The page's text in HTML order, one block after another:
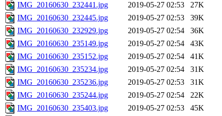
IMG_20160630_232441.jpg
2019-05-27 02:53
27K
IMG_20160630_232445.jpg
2019-05-27 02:53
39K
IMG_20160630_232929.jpg
2019-05-27 02:54
36K
IMG_20160630_235149.jpg
2019-05-27 02:54
43K
IMG_20160630_235152.jpg
2019-05-27 02:54
41K
IMG_20160630_235234.jpg
2019-05-27 02:54
31K
IMG_20160630_235236.jpg
2019-05-27 02:53
31K
IMG_20160630_235244.jpg
2019-05-27 02:54
22K
IMG_20160630_235403.jpg
2019-05-27 02:53
45K